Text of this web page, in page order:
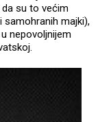
da su to većim
samohranih majki),
nepovoljnijem